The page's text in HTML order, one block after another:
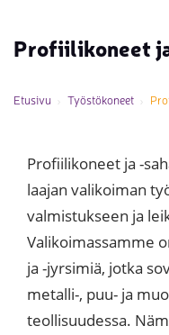
Profiilikoneet
Etusivu Työstökoneet
Profiilikoneet ja -
laajan valikoiman
valmistukseen ja
Valikoimassamme
ja -jyrsimiä, jotka
metalli-, puu- ja
teollisuudessa.